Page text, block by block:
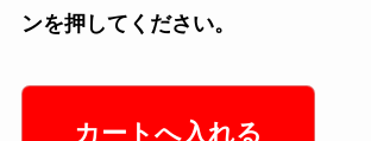
ンを押してください。